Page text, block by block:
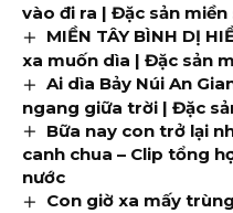
vào đi ra | Đặc sản
MIỀN TÂY BÌNH DỊ
xa muốn dìa | Đặc sản
Ai dìa Bảy Núi An
ngang giữa trời | Đặc
Bữa nay con trở lại
canh chua – Clip tổng
nước
Con giờ xa mấy